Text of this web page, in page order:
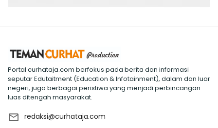
Portal curhataja.com berfokus pada berita dan informasi
seputar Edutaitment (Education & Infotainment), dalam dan luar
negeri, juga berbagai peristiwa yang menjadi perbincangan
luas ditengah masyarakat.
redaksi@curhataja.com